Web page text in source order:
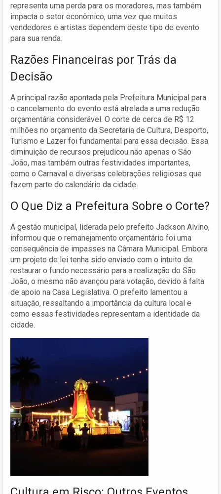
representa uma perda para os moradores, mas também
impacta o setor econômico, uma vez que muitos
vendedores e artistas dependem deste tipo de evento
para sua renda.
Razões Financeiras por Trás da
Decisão
A principal razão apontada pela Prefeitura Municipal para
o cancelamento do evento está atrelada a uma redução
orçamentária considerável. O corte de cerca de R$ 12
milhões no orçamento da Secretaria de Cultura, Desporto,
Turismo e Lazer foi fundamental para essa decisão. Essa
diminuição de recursos prejudicou não apenas o São
João, mas também outras festividades importantes,
como o Carnaval e diversas celebrações religiosas que
fazem parte do calendário da cidade.
O Que Diz a Prefeitura Sobre o Corte?
A gestão municipal, liderada pelo prefeito Jackson Alvino,
informou que o remanejamento orçamentário foi uma
consequência de impasses na Câmara Municipal. Embora
um projeto de lei tenha sido enviado com o intuito de
restaurar o fundo necessário para a realização do São
João, o mesmo não avançou para votação, devido à falta
de apoio na Casa Legislativa. O prefeito lamentou a
situação, ressaltando a importância da cultura local e
como essas festividades representam a identidade da
cidade.